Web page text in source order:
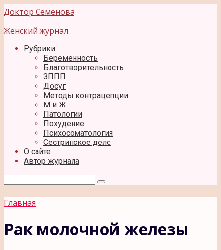
Перейти
к
контенту
Доктор Семенова
Женский журнал
Рубрики
Беременность
Благотворительность
ЗППП
Досуг
Методы контрацепции
М и Ж
Патологии
Похудение
Психосоматология
Сестринское дело
О сайте
Автор журнала
Поиск:
Главная
Рак молочной железы